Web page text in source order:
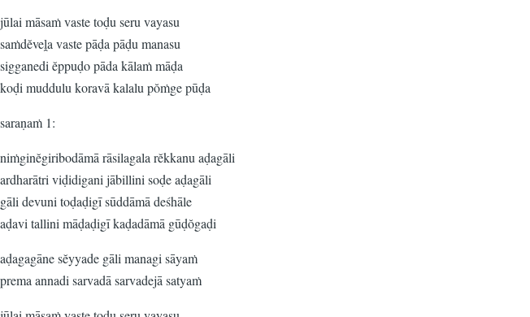
jūlai māsaṁ vaste toḍu seru vayasu
saṁdĕveḽa vaste pāḍa pāḍu manasu
sigganedi ĕppuḍo pāda kālaṁ māḍa
koḍi muddulu koravā kalalu pŏṁge pūḍa
saraṇaṁ 1:
niṁginĕgiribodāmā rāsilagala rĕkkanu aḍagāli
ardharātri viḍidigani jābillini soḍe aḍagāli
gāli devuni toḍaḍigī sūddāmā deśhāle
aḍavi tallini māḍaḍigī kaḍadāmā gūḍŏgaḍi
aḍagagāne sĕyyade gāli managi sāyaṁ
prema annadi sarvadā sarvadejā satyaṁ